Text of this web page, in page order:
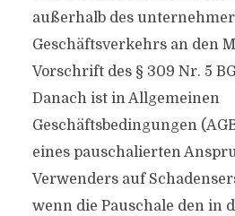
außerhalb des
Geschäftsverkehrs an den
Vorschrift des § 309 Nr. 5
Danach ist in Allgemeinen
Geschäftsbedingungen
eines pauschalierten
Verwenders auf
wenn die Pauschale den in